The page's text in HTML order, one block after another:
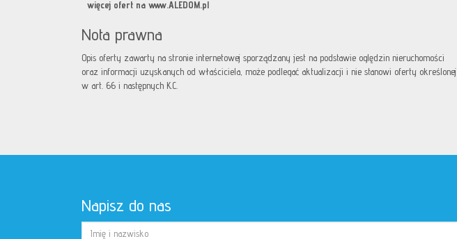
więcej ofert na www.ALEDOM.pl
Nota prawna
Opis oferty zawarty na stronie internetowej sporządzany jest na podstawie oględzin nieruchomości
oraz informacji uzyskanych od właściciela, może podlegać aktualizacji i nie stanowi oferty określonej
w art. 66 i następnych K.C.
Napisz do nas